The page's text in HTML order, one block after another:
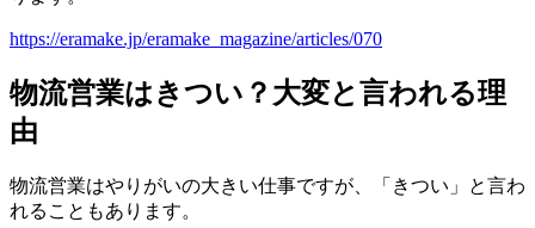
https://eramake.jp/eramake_magazine/articles/070
物流営業はきつい？大変と言われる理
由
物流営業はやりがいの大きい仕事ですが、「きつい」と言わ
れることもあります。